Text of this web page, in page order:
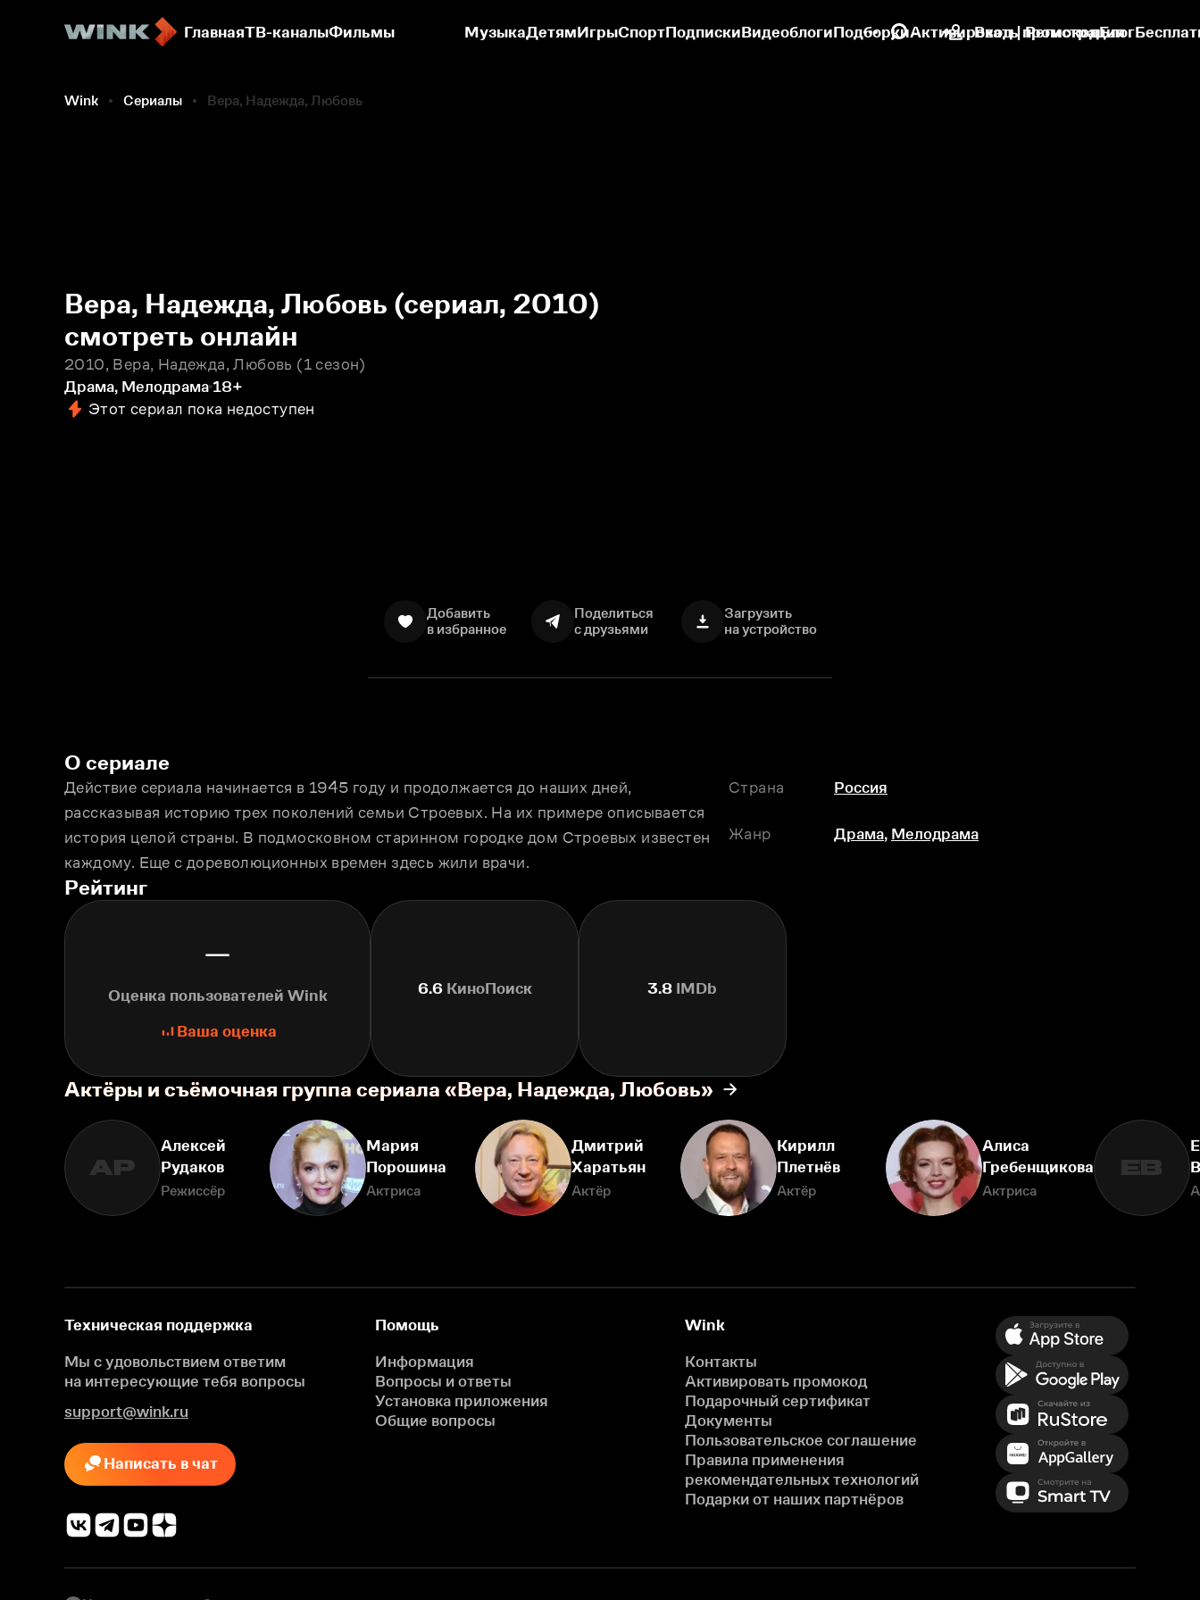
ГлавнаяТВ-каналыФильмы МузыкаДетямИгрыСпортПодпискиВидеоблогиПодборкиАктивировать промокодБлог
Вход | Регистрация
Wink Сериалы Вера, Надежда, Любовь
Вера, Надежда, Любовь (сериал, 2010)
смотреть онлайн
2010, Вера, Надежда, Любовь
1 сезон
Драма, Мелодрама 18+
Этот сериал пока недоступен
Добавить
в избранное
Поделиться
с друзьями
Загрузить
на устройство
О сериале
Действие сериала начинается в 1945 году и продолжается до наших дней,
рассказывая историю трех поколений семьи Строевых. На их примере описывается
история целой страны. В подмосковном старинном городке дом Строевых известен
каждому. Еще с дореволюционных времен здесь жили врачи.
Страна Россия
Жанр Драма, Мелодрама
Рейтинг
—
Оценка пользователей Wink
Ваша оценка
6.6КиноПоиск 3.8 IMDb
Актёры и съёмочная группа сериала «Вера, Надежда, Любовь»
АР
Алексей
Рудаков
Режиссёр
Мария
Порошина
Актриса
Дмитрий
Харатьян
Актёр
Кирилл
Плетнёв
Актёр
Алиса
Гребенщикова
Актриса
ЕВ
Техническая поддержка
Мы с удовольствием ответим
на интересующие тебя вопросы
support@wink.ru
Написать в чат
Помощь
Информация
Вопросы и ответы
Установка приложения
Общие вопросы
Wink
Контакты
Активировать промокод
Подарочный сертификат
Документы
Пользовательское соглашение
Правила применения
рекомендательных технологий
Подарки от наших партнёров